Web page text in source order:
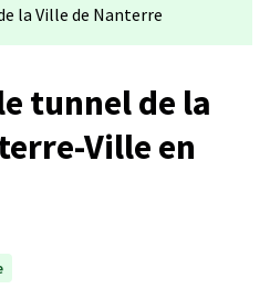
la Ville de Nanterre
tunnel de la
Ville en